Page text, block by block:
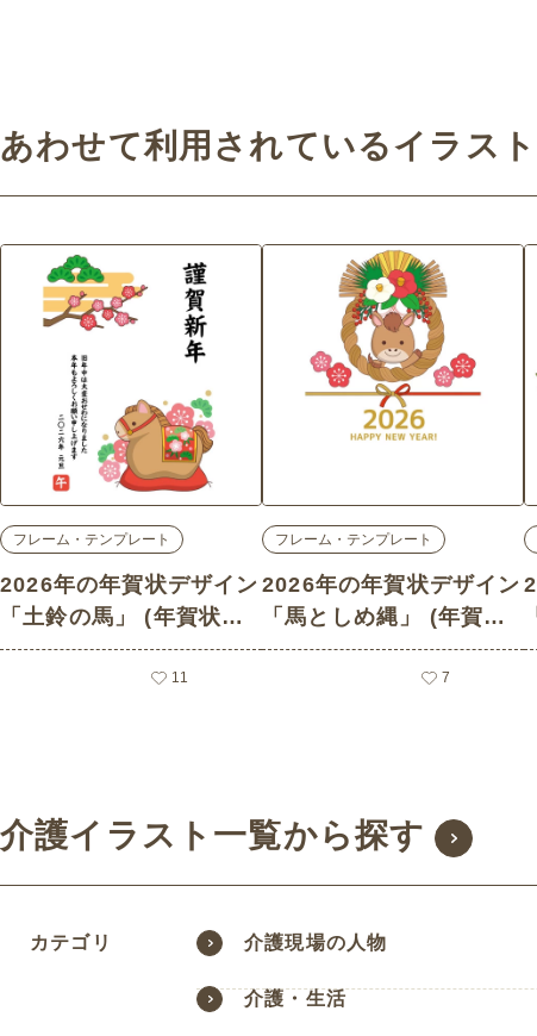
あわせて利用されているイラスト
フレーム・テンプレート
2026年の年賀状デザイン
「土鈴の馬」 (年賀状・
はがき/フレーム・テンプ
レートの介護イラスト素
11
フレーム・テンプレート
2026年の年賀状デザイン
「馬としめ縄」 (年賀
状・はがき/フレーム・テ
ンプレートの介護イラス
7
(
介護イラスト一覧から探す
カテゴリ 介護現場の人物
介護・生活